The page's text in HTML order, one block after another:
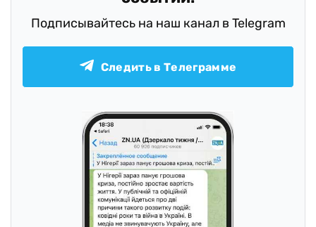
Подписывайтесь на наш канал в Telegram
Следить в Телеграмме